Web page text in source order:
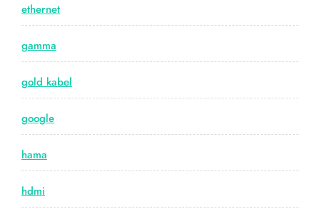
ethernet
gamma
gold kabel
google
hama
hdmi